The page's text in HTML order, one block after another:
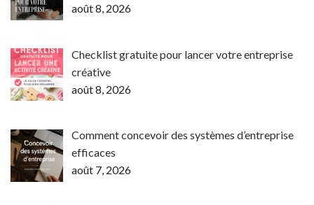
août 8, 2026
Checklist gratuite pour lancer votre entreprise
créative
août 8, 2026
Comment concevoir des systèmes d’entreprise
efficaces
août 7, 2026